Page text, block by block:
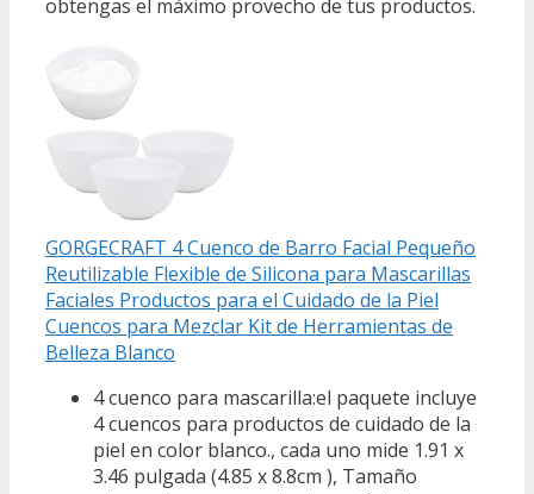
obtengas el máximo provecho de tus productos.
GORGECRAFT 4 Cuenco de Barro Facial Pequeño
Reutilizable Flexible de Silicona para Mascarillas
Faciales Productos para el Cuidado de la Piel
Cuencos para Mezclar Kit de Herramientas de
Belleza Blanco
4 cuenco para mascarilla:el paquete incluye
4 cuencos para productos de cuidado de la
piel en color blanco., cada uno mide 1.91 x
3.46 pulgada (4.85 x 8.8cm ), Tamaño